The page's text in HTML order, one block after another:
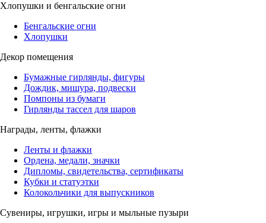
Хлопушки и бенгальские огни
Бенгальские огни
Хлопушки
Декор помещения
Бумажные гирлянды, фигуры
Дождик, мишура, подвески
Помпоны из бумаги
Гирлянды тассел для шаров
Награды, ленты, флажки
Ленты и флажки
Ордена, медали, значки
Дипломы, свидетельства, сертификаты
Кубки и статуэтки
Колокольчики для выпускников
Сувениры, игрушки, игры и мыльные пузыри